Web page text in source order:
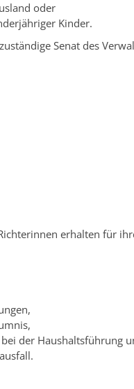
oder
Kinder.
Senat des
erhalten für
der Haushaltsführung